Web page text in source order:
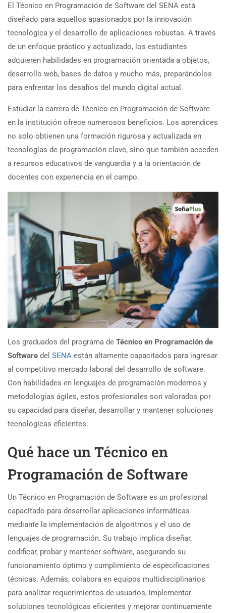
El Técnico en Programación de Software del SENA está
diseñado para aquellos apasionados por la innovación
tecnológica y el desarrollo de aplicaciones robustas. A través
de un enfoque práctico y actualizado, los estudiantes
adquieren habilidades en programación orientada a objetos,
desarrollo web, bases de datos y mucho más, preparándolos
para enfrentar los desafíos del mundo digital actual.
Estudiar la carrera de Técnico en Programación de Software
en la institución ofrece numerosos beneficios. Los aprendices
no solo obtienen una formación rigurosa y actualizada en
tecnologías de programación clave, sino que también acceden
a recursos educativos de vanguardia y a la orientación de
docentes con experiencia en el campo.
Los graduados del programa de Técnico en Programación de
Software del SENA están altamente capacitados para ingresar
al competitivo mercado laboral del desarrollo de software.
Con habilidades en lenguajes de programación modernos y
metodologías ágiles, estos profesionales son valorados por
su capacidad para diseñar, desarrollar y mantener soluciones
tecnológicas eficientes.
Qué hace un Técnico en
Programación de Software
Un Técnico en Programación de Software es un profesional
capacitado para desarrollar aplicaciones informáticas
mediante la implementación de algoritmos y el uso de
lenguajes de programación. Su trabajo implica diseñar,
codificar, probar y mantener software, asegurando su
funcionamiento óptimo y cumplimiento de especificaciones
técnicas. Además, colabora en equipos multidisciplinarios
para analizar requerimientos de usuarios, implementar
soluciones tecnológicas eficientes y mejorar continuamente